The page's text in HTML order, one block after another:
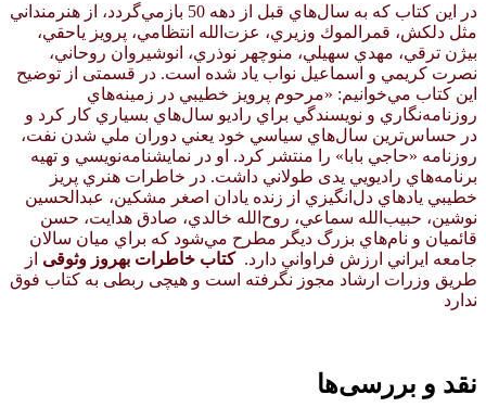
در اين كتاب كه به سال‌هاي قبل از دهه 50 بازمي‌گردد، از هنرمنداني
مثل دلكش، قمرالموك وزيري، عزت‌الله انتظامي، پرويز ياحقي،
بيژن ترقي، مهدي سهيلي، منوچهر نوذري، انوشيروان روحاني،
نصرت كريمي و اسماعيل نواب ياد شده است. در قسمتی از توضیح
اين كتاب مي‌خوانيم: «مرحوم پرويز خطيبي در زمينه‌هاي
روزنامه‌نگاري و نويسندگي براي راديو سال‌هاي بسياري كار كرد و
در حساس‌ترين سال‌هاي سياسي خود يعني دوران ملي شدن نفت،
روزنامه «حاجي بابا» را منتشر كرد. او در نمايشنامه‌نويسي و تهيه
برنامه‌هاي راديويي یدی طولاني داشت. در خاطرات هنري پريز
خطيبي يادهاي دل‌انگيزي از زنده يادان اصغر مشكین، عبدالحسين
نوشين، حبيب‌الله سماعي، روح‌الله خالدي، صادق هدايت، حسن
قائميان و نام‌هاي بزرگ ديگر مطرح مي‌شود كه براي ميان سالان
جامعه ايراني ارزش فراواني دارد. کتاب خاطرات بهروز وثوقی از
طریق وزرات ارشاد مجوز نگرفته است و هیچی ربطی به کتاب فوق
ندارد
نقد و بررسی‌ها